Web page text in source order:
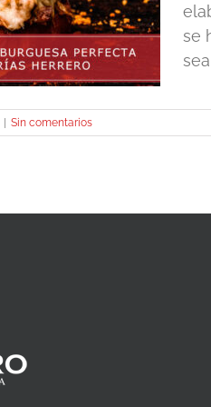
se
Sin comentarios